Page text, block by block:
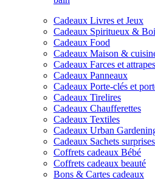
Cadeaux Livres et Jeux
Cadeaux Spiritueux &
Cadeaux Food
Cadeaux Maison &
Cadeaux Farces et attrapes
Cadeaux Panneaux
Cadeaux Porte-clés et
Cadeaux Tirelires
Cadeaux Chaufferettes
Cadeaux Textiles
Cadeaux Urban
Cadeaux Sachets surprises
Coffrets cadeaux Bébé
Coffrets cadeaux beauté
Bons & Cartes cadeaux